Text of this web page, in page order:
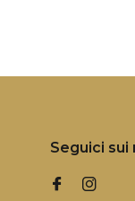
Seguici sui